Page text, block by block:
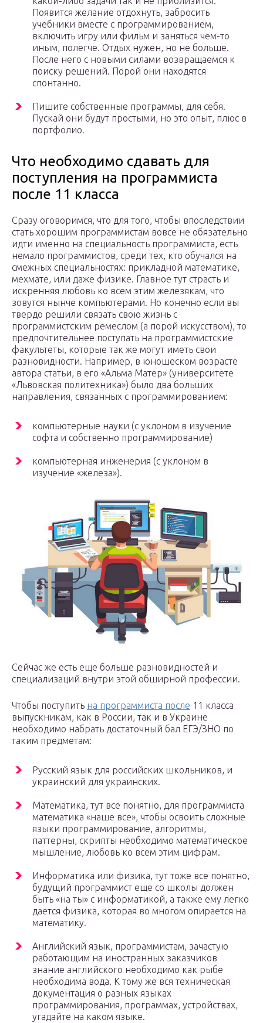
Появится желание отдохнуть, забросить
учебники вместе с программированием,
включить игру или фильм и заняться чем-то
иным, полегче. Отдых нужен, но не больше.
После него с новыми силами возвращаемся к
поиску решений. Порой они находятся
спонтанно.
Пишите собственные программы, для себя.
Пускай они будут простыми, но это опыт, плюс в
портфолио.
Что необходимо сдавать для
поступления на программиста
после 11 класса
Сразу оговоримся, что для того, чтобы впоследствии
стать хорошим программистам вовсе не обязательно
идти именно на специальность программиста, есть
немало программистов, среди тех, кто обучался на
смежных специальностях: прикладной математике,
мехмате, или даже физике. Главное тут страсть и
искренняя любовь ко всем этим железякам, что
зовутся нынче компьютерами. Но конечно если вы
твердо решили связать свою жизнь с
программистским ремеслом (а порой искусством), то
предпочтительнее поступать на программистские
факультеты, которые так же могут иметь свои
разновидности. Например, в юношеском возрасте
автора статьи, в его «Альма Матер» (университете
«Львовская политехника») было два больших
направления, связанных с программированием:
компьютерные науки (с уклоном в изучение
софта и собственно программирование)
компьютерная инженерия (с уклоном в
изучение «железа»).
Сейчас же есть еще больше разновидностей и
специализаций внутри этой обширной профессии.
Чтобы поступить на программиста после 11 класса
выпускникам, как в России, так и в Украине
необходимо набрать достаточный бал ЕГЭ/ЗНО по
таким предметам:
Русский язык для российских школьников, и
украинский для украинских.
Математика, тут все понятно, для программиста
математика «наше все», чтобы освоить сложные
языки программирование, алгоритмы,
паттерны, скрипты необходимо математическое
мышление, любовь ко всем этим цифрам.
Информатика или физика, тут тоже все понятно,
будущий программист еще со школы должен
быть «на ты» с информатикой, а также ему легко
дается физика, которая во многом опирается на
математику.
Английский язык, программистам, зачастую
работающим на иностранных заказчиков
знание английского необходимо как рыбе
необходима вода. К тому же вся техническая
документация о разных языках
программирования, программах, устройствах,
угадайте на каком языке.